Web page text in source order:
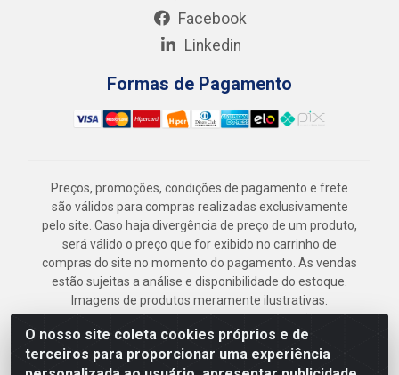
O nosso site coleta cookies próprios e de
terceiros para proporcionar uma experiência
Facebook
Linkedin
Formas de Pagamento
Preços, promoções, condições de pagamento e frete
são válidos para compras realizadas exclusivamente
pelo site. Caso haja divergência de preço de um produto,
será válido o preço que for exibido no carrinho de
compras do site no momento do pagamento. As vendas
estão sujeitas a análise e disponibilidade do estoque.
Imagens de produtos meramente ilustrativas.
Armazém Jenipapo Materiais de Construção em
Geral LTDA - Rua das Flores, 2691 - Guabiraba,
Recife/PE - CEP 52.291-630 - CNPJ